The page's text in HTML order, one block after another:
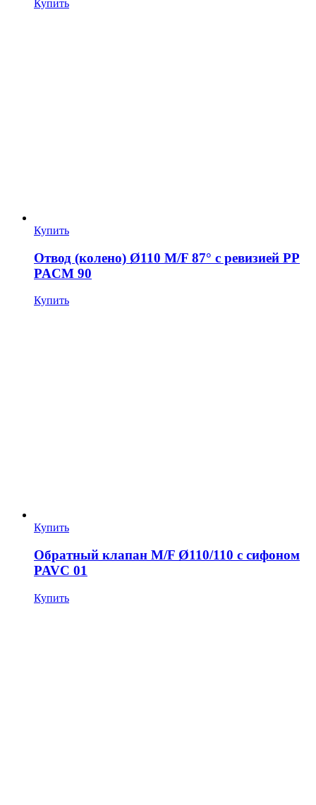
Купить
Купить
Отвод (колено) Ø110 M/F 87° с ревизией PP
PACM 90
Купить
Купить
Обратный клапан M/F Ø110/110 с сифоном
PAVC 01
Купить